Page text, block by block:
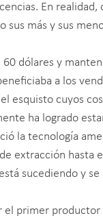
En
sus más y sus
dólares y
a los
esquisto cuyos
ha logrado
la tecnología
extracción hasta
sucediendo y
el primer